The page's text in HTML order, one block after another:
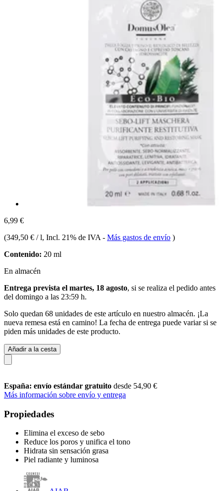
6,99 €
(349,50 € / l, Incl. 21% de IVA - Más gastos de envío )
Contenido: 20 ml
En almacén
Entrega prevista el martes, 18 agosto, si se realiza el pedido antes
del domingo a las 23:59 h.
Solo quedan 68 unidades de este artículo en nuestro almacén. ¡La
nueva remesa está en camino! La fecha de entrega puede variar si se
piden más unidades de este producto.
Añadir a la cesta
España: envío estándar gratuito desde 54,90 €
Más información sobre envío y entrega
Propiedades
Elimina el exceso de sebo
Reduce los poros y unifica el tono
Hidrata sin sensación grasa
Piel radiante y luminosa